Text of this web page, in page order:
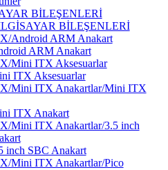
BİLEŞENLERİ
BİLEŞENLERİ
Android ARM Anakart
ARM Anakart
Mini ITX Aksesuarlar
ITX Aksesuarlar
Mini ITX Anakartlar/Mini ITX
ITX Anakart
Mini ITX Anakartlar/3.5 inch
inch SBC Anakart
Mini ITX Anakartlar/Pico